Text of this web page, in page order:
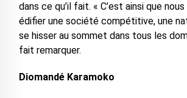
dans ce qu’il fait. « C’est ainsi que
édifier une société compétitive, une
se hisser au sommet dans tous les
fait remarquer.
Diomandé Karamoko